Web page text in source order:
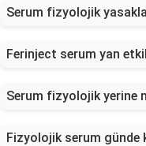
Serum fizyolojik
Ferinject serum yan
Serum fizyolojik yerine
Fizyolojik serum günde